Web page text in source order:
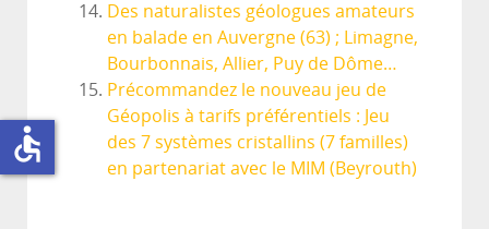
Des naturalistes géologues amateurs
en balade en Auvergne (63) ; Limagne,
Bourbonnais, Allier, Puy de Dôme…
Précommandez le nouveau jeu de
Géopolis à tarifs préférentiels : Jeu
des 7 systèmes cristallins (7 familles)
en partenariat avec le MIM (Beyrouth)
accessible